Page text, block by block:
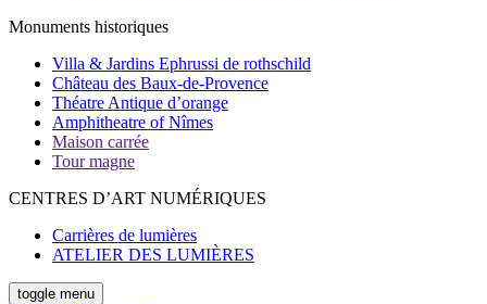
Monuments historiques
Villa & Jardins Ephrussi de rothschild
Château des Baux-de-Provence
Théatre Antique d’orange
Amphitheatre of Nîmes
Maison carrée
Tour magne
CENTRES D’ART NUMÉRIQUES
Carrières de lumières
ATELIER DES LUMIÈRES
toggle menu